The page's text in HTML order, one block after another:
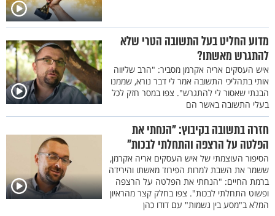
מדוע החליט בעל התשובה הטרי שלא
להתגרש מאשתו?
איש העסקים אריה אקרמן מסביר: "הרב שליווה
אותי בתהליכי התשובה אמר לי דבר נורא, שממנו
הבנתי שאסור לי להתגרש". צפו במסר חזק לכל
בעלי התשובה באשר הם
חזרה בתשובה בקיבוץ: "הנחתי את
הפלטה על הרצפה והתחלתי לבכות"
הסיפור העוצמתי של איש העסקים אריה אקרמן,
ששמר את השבת למרות הפירוד מאשתו והירידה
ברמת החיים: "הנחתי את הפלטה על הרצפה
ופשוט התחלתי לבכות". צפו בחלק קצר מהראיון
המלא ב"מסע בין נשמות" עם דודו כהן